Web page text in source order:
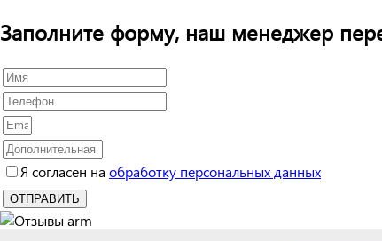
Заполните форму, наш менеджер
Я согласен на обработку персональных данных